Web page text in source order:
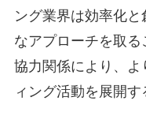
ング業界は効率化
なアプローチを取
協力関係により、
ィング活動を展開す